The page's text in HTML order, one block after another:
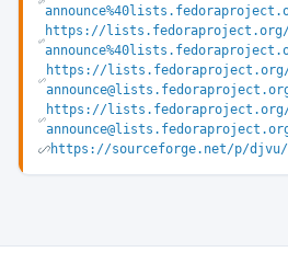
announce%40lists.fedoraproject.org/
https://
announce%40lists.fedoraproject.org/
https://
announce@lists.fedoraproject.org/
https://
announce@lists.fedoraproject.org/
https://sourceforge.net/p/djvu/